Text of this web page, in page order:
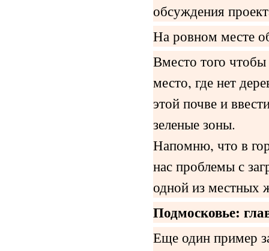
обсуждения
На ровном месте
Вместо того
место, где нет
этой почве и
зеленые зоны.
Напомню, что в
нас проблемы с
одной из местных
Подмосковье:
Еще один пример